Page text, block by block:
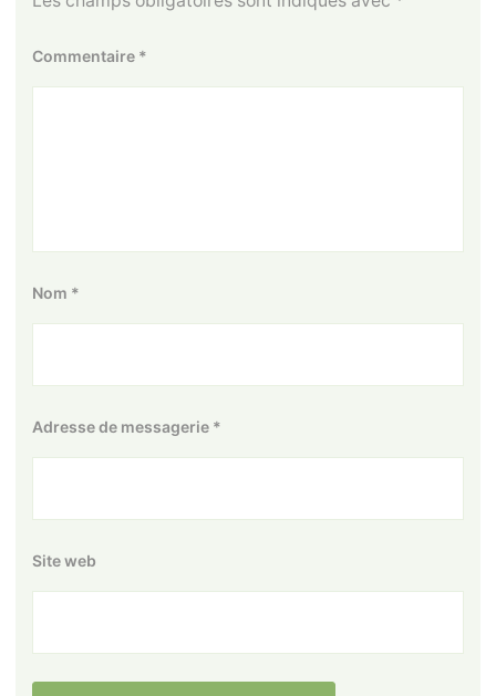
Commentaire *
Nom *
Adresse de messagerie *
Site web